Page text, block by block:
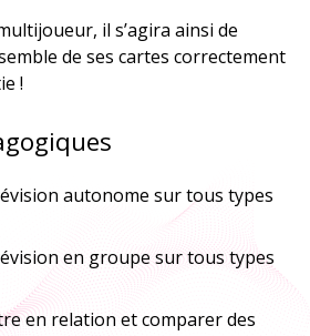
LES ACTIVITÉS
il s’agira ainsi de
de ses cartes correctement
!
autonome sur tous types
en groupe sur tous types
en relation et comparer des